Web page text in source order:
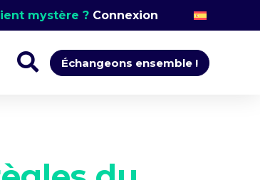
mystère ? Connexion
Échangeons ensemble !